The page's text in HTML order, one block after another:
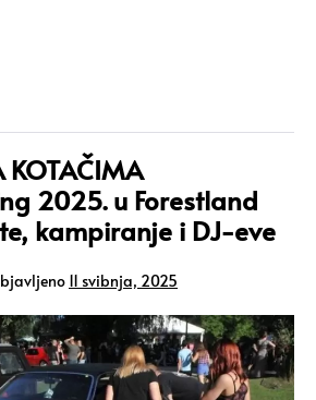
KOTAČIMA
2025. u Forestland
kampiranje i DJ-eve
11 svibnja, 2025